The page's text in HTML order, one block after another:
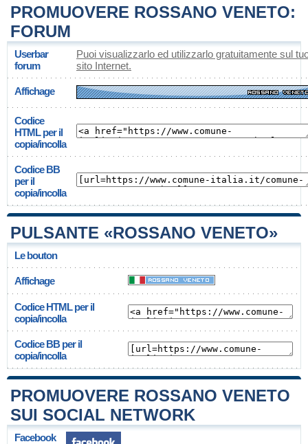
PROMUOVERE ROSSANO VENETO:
FORUM
Userbar
forum
Puoi visualizzarlo ed utilizzarlo gratuitamente sul
sito Internet.
Affichage
Codice
HTML per il
copia/incolla
Codice BB
per il
copia/incolla
PULSANTE «ROSSANO VENETO»
Le bouton
Affichage
Codice HTML per il
copia/incolla
Codice BB per il
copia/incolla
PROMUOVERE ROSSANO VENETO
SUI SOCIAL NETWORK
Facebook